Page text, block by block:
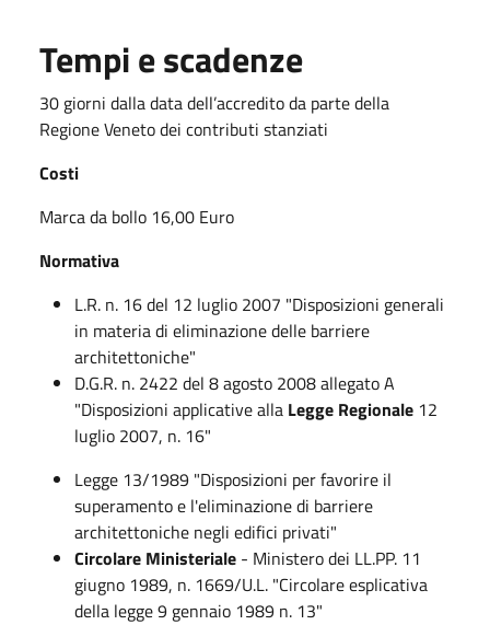
Tempi e scadenze
30 giorni dalla data dell’accredito da parte della
Regione Veneto dei contributi stanziati
Costi
Marca da bollo 16,00 Euro
Normativa
L.R. n. 16 del 12 luglio 2007 "Disposizioni generali
in materia di eliminazione delle barriere
architettoniche"
D.G.R. n. 2422 del 8 agosto 2008 allegato A
"Disposizioni applicative alla Legge Regionale 12
luglio 2007, n. 16"
Legge 13/1989 "Disposizioni per favorire il
superamento e l'eliminazione di barriere
architettoniche negli edifici privati"
Circolare Ministeriale - Ministero dei LL.PP. 11
giugno 1989, n. 1669/U.L. "Circolare esplicativa
della legge 9 gennaio 1989 n. 13"